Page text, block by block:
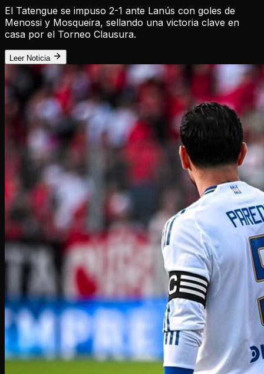
El Tatengue se impuso 2-1 ante Lanús con goles de
Menossi y Mosqueira, sellando una victoria clave en
casa por el Torneo Clausura.
Leer Noticia